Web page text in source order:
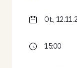
Ot.,
15:00